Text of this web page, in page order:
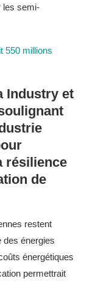
les semi-
550 millions
Industry et
résilience
de
restent
des énergies
énergétiques
permettrait